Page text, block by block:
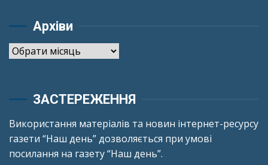
Архіви
Архіви
ЗАСТЕРЕЖЕННЯ
Використання матеріалів та новин інтернет-ресурсу
газети “Наш день” дозволяється при умові
посилання на газету “Наш день”.